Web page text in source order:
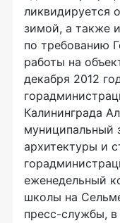
ликвидируется
зимой, а также
по требованию
работы на
декабря 2012
Калининграда
муниципальный
архитектуры и
еженедельный
школы на
пресс-службы,